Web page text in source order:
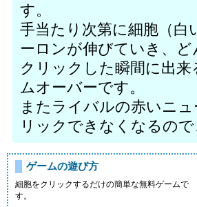
す。
手当たり次第に細胞（
ーロンが伸びていき、
クリックした瞬間に出
ムオーバーです。
またライバルの赤いニ
リックできなくなるの
ゲームの遊び方
細胞をクリックするだけの簡単な無料ゲームで
す。